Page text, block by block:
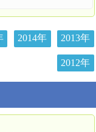
2014年 2013年
2012年